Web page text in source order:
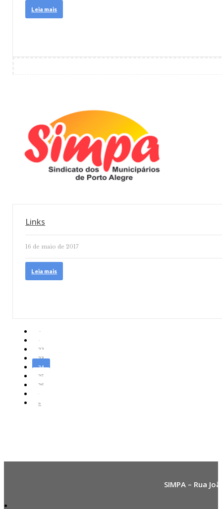
Leia mais
Links
16 de maio de 2017
Leia mais
«
‹
22
23
24
25
26
›
»
SIMPA – Rua